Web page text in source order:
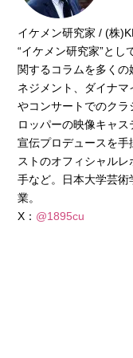
イケメン研究家 / (株
“イケメン研究家”とし
関するコラムを多く
ネジメント、ダイナ
やコンサートでのク
ロッパーの映像キャ
宣伝プロデュースを手
ストのオフィシャル
手など。日本大学芸
業。
X： @1895cu